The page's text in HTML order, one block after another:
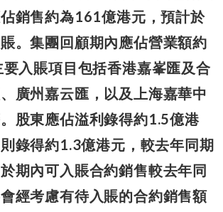
銷售約為161億港元，預計於
。集團回顧期內應佔營業額約
入賬項目包括香港嘉峯匯及合
廣州嘉云匯，以及上海嘉華中
股東應佔溢利錄得約1.5億港
錄得約1.3億港元，較去年同期
期內可入賬合約銷售較去年同
經考慮有待入賬的合約銷售額